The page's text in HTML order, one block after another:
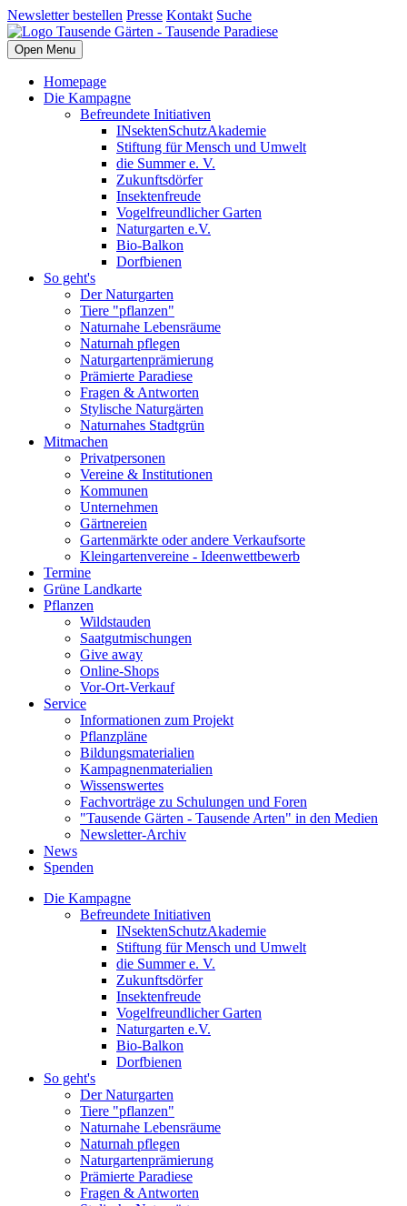
Newsletter bestellen Presse Kontakt Suche
Open Menu
Homepage
Die Kampagne
Befreundete Initiativen
INsektenSchutzAkademie
Stiftung für Mensch und Umwelt
die Summer e. V.
Zukunftsdörfer
Insektenfreude
Vogelfreundlicher Garten
Naturgarten e.V.
Bio-Balkon
Dorfbienen
So geht's
Der Naturgarten
Tiere "pflanzen"
Naturnahe Lebensräume
Naturnah pflegen
Naturgartenprämierung
Prämierte Paradiese
Fragen & Antworten
Stylische Naturgärten
Naturnahes Stadtgrün
Mitmachen
Privatpersonen
Vereine & Institutionen
Kommunen
Unternehmen
Gärtnereien
Gartenmärkte oder andere Verkaufsorte
Kleingartenvereine - Ideenwettbewerb
Termine
Grüne Landkarte
Pflanzen
Wildstauden
Saatgutmischungen
Give away
Online-Shops
Vor-Ort-Verkauf
Service
Informationen zum Projekt
Pflanzpläne
Bildungsmaterialien
Kampagnenmaterialien
Wissenswertes
Fachvorträge zu Schulungen und Foren
"Tausende Gärten - Tausende Arten" in den Medien
Newsletter-Archiv
News
Spenden
Die Kampagne
Befreundete Initiativen
INsektenSchutzAkademie
Stiftung für Mensch und Umwelt
die Summer e. V.
Zukunftsdörfer
Insektenfreude
Vogelfreundlicher Garten
Naturgarten e.V.
Bio-Balkon
Dorfbienen
So geht's
Der Naturgarten
Tiere "pflanzen"
Naturnahe Lebensräume
Naturnah pflegen
Naturgartenprämierung
Prämierte Paradiese
Fragen & Antworten